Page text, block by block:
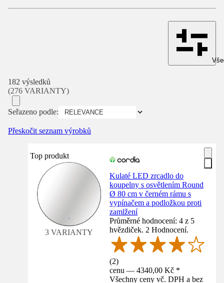
182 výsledků
(276 VARIANTY)
Seřazeno podle:
Přeskočit seznam výrobků
Top produkt
3 VARIANTY
Kulaté LED zrcadlo do
koupelny s osvětlením Round
Ø 80 cm v černém rámu s
vypínačem a podložkou proti
zamlžení
Průměrné hodnocení: 4 z 5
hvězdiček. 2 Hodnocení.
(2)
cenu — 4340,00 Kč *
Všechny ceny vč. DPH a bez